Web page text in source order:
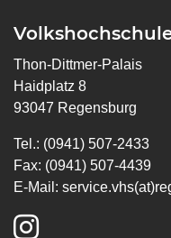
Thon-Dittmer-Palais
Haidplatz 8
93047 Regensburg
Tel.: (0941) 507-2433
Fax: (0941) 507-4439
E-Mail: